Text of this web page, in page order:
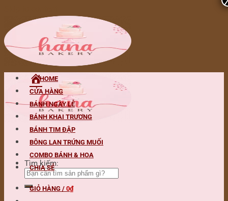
Tìm kiếm:
HOME
CỬA HÀNG
BÁNH NGÀY LỄ
BÁNH KHAI TRƯƠNG
BÁNH TIM ĐẬP
BÔNG LAN TRỨNG MUỐI
COMBO BÁNH & HOA
CHIA SẺ
GIỎ HÀNG / 0₫